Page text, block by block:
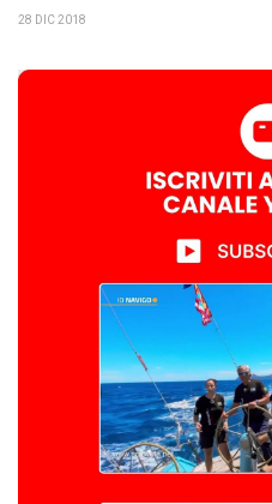
28 DIC 2018